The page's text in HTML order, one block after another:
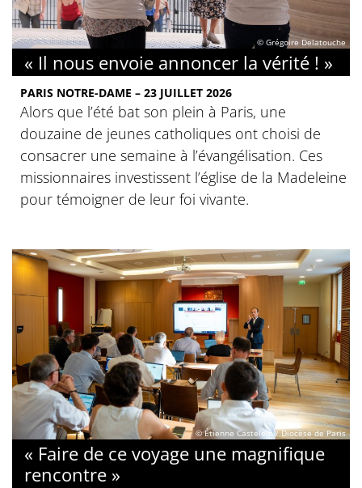
© Grégoire Delatouche
« Il nous envoie annoncer la vérité ! »
PARIS NOTRE-DAME – 23 JUILLET 2026
Alors que l’été bat son plein à Paris, une
douzaine de jeunes catholiques ont choisi de
consacrer une semaine à l’évangélisation. Ces
missionnaires investissent l’église de la Madeleine
pour témoigner de leur foi vivante.
© Étienne Castelein / Diocèse de Paris
« Faire de ce voyage une magnifique
rencontre »